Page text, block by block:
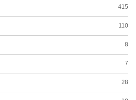
415
110
8
7
28